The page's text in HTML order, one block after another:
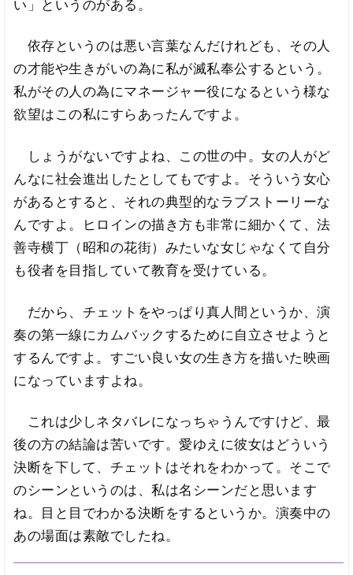
い」というのがある。
依存というのは悪い言葉なんだけれども、その人
の才能や生きがいの為に私が滅私奉公するという。
私がその人の為にマネージャー役になるという様な
欲望はこの私にすらあったんですよ。
しょうがないですよね、この世の中。女の人がど
んなに社会進出したとしてもですよ。そういう女心
があるとすると、それの典型的なラブストーリーな
んですよ。ヒロインの描き方も非常に細かくて、法
善寺横丁（昭和の花街）みたいな女じゃなくて自分
も役者を目指していて教育を受けている。
だから、チェットをやっぱり真人間というか、演
奏の第一線にカムバックするために自立させようと
するんですよ。すごい良い女の生き方を描いた映画
になっていますよね。
これは少しネタバレになっちゃうんですけど、最
後の方の結論は苦いです。愛ゆえに彼女はどういう
決断を下して、チェットはそれをわかって。そこで
のシーンというのは、私は名シーンだと思います
ね。目と目でわかる決断をするというか。演奏中の
あの場面は素敵でしたね。